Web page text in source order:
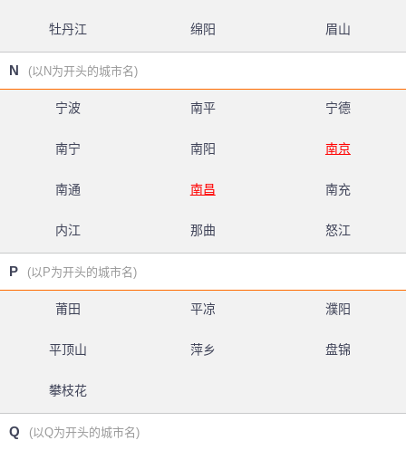
牡丹江 绵阳 眉山
N (以N为开头的城市名)
宁波 南平 宁德
南宁 南阳 南京
南通 南昌 南充
内江 那曲 怒江
P (以P为开头的城市名)
莆田 平凉 濮阳
平顶山 萍乡 盘锦
攀枝花
Q (以Q为开头的城市名)